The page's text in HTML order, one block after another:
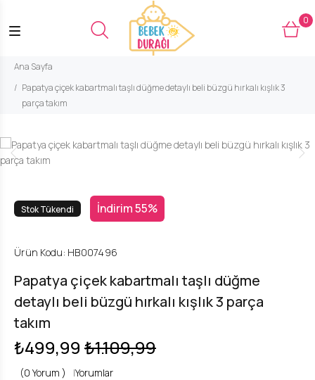
0
Ana Sayfa
Papatya çiçek kabartmalı taşlı düğme detaylı beli büzgü hırkalı kışlık 3
parça takım
Stok Tükendi İndirim 55%
Ürün Kodu: HB007496
Papatya çiçek kabartmalı taşlı düğme
detaylı beli büzgü hırkalı kışlık 3 parça
takım
₺499,99 ₺1.109,99
(0 Yorum ) |Yorumlar